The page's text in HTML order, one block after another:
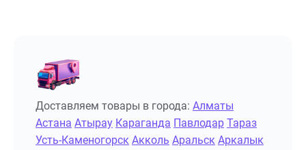
Доставляем товары в города: Алматы
Астана Атырау Караганда Павлодар Тараз
Усть-Каменогорск Акколь Аральск Аркалык